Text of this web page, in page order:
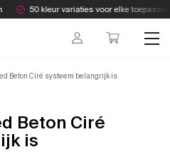
50 kleur variaties voor elke toepassing
Beton Ciré systeem belangrijk is
Beton Ciré
is